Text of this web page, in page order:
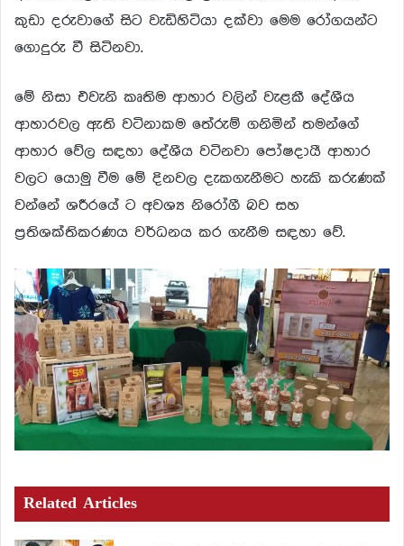
කුඩා දරුවාගේ සිට වැඩිහිටියා දක්වා මෙම රෝගයන්ට
ගොදුරු වී සිටිනවා.
මේ නිසා එවැනි කෘතිම ආහාර වලින් වැළකී දේශීය
ආහාරවල ඇති වටිනාකම තේරුම් ගනිමින් තමන්ගේ
ආහාර වේල සඳහා දේශීය වටිනවා පෝෂදායී ආහාර
වලට යොමු වීම මේ දිනවල දැකගැනීමට හැකි කරුණක්
වන්නේ ශරීරයේ ට අවශ්‍ය නිරෝගී බව සහ
ප්‍රතිශක්තිකරණය වර්ධනය කර ගැනීම සඳහා වේ.
Related Articles